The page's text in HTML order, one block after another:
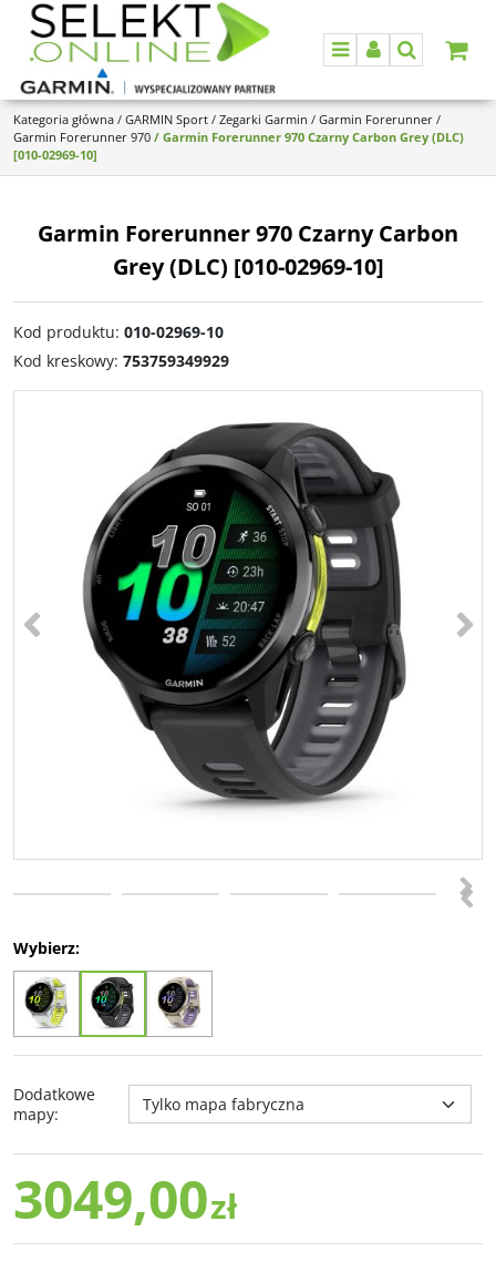
MenuPanelSzukaj
Kategoria główna / GARMIN Sport / Zegarki Garmin / Garmin Forerunner /
Garmin Forerunner 970 / Garmin Forerunner 970 Czarny Carbon Grey (DLC)
[010-02969-10]
Garmin Forerunner 970 Czarny Carbon
Grey (DLC) [010-02969-10]
Kod produktu: 010-02969-10
Kod kreskowy: 753759349929
<
<
Wybierz:
Dodatkowe
mapy:
3049,00zł